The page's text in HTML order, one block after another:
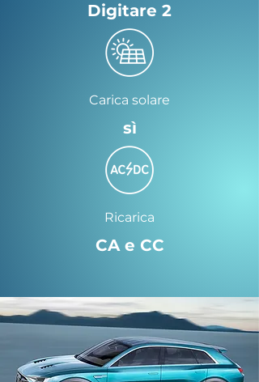
Digitare 2
Carica solare
sì
Ricarica
CA e CC